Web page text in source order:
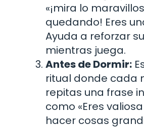
«¡mira lo
quedando! Eres
Ayuda a reforzar
mientras juega.
Antes de Dormir:
ritual donde cada
repitas una frase
como «Eres
hacer cosas